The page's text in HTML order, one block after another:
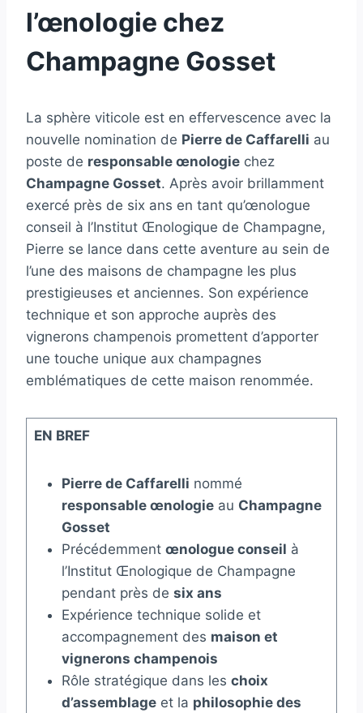
l’œnologie chez
Champagne Gosset
La sphère viticole est en effervescence avec la
nouvelle nomination de Pierre de Caffarelli au
poste de responsable œnologie chez
Champagne Gosset. Après avoir brillamment
exercé près de six ans en tant qu’œnologue
conseil à l’Institut Œnologique de Champagne,
Pierre se lance dans cette aventure au sein de
l’une des maisons de champagne les plus
prestigieuses et anciennes. Son expérience
technique et son approche auprès des
vignerons champenois promettent d’apporter
une touche unique aux champagnes
emblématiques de cette maison renommée.
EN BREF
Pierre de Caffarelli nommé
responsable œnologieau Champagne
Gosset
Précédemment œnologue conseil à
l’Institut Œnologique de Champagne
pendant près de six ans
Expérience technique solide et
accompagnement des maison et
vignerons champenois
Rôle stratégique dans les choix
d’assemblageet la philosophie des